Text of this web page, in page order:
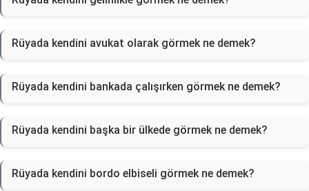
Rüyada kendini avukat olarak görmek ne demek?
Rüyada kendini bankada çalışırken görmek ne demek?
Rüyada kendini başka bir ülkede görmek ne demek?
Rüyada kendini bordo elbiseli görmek ne demek?